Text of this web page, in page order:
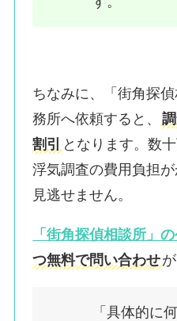
ちなみに、「街角探
務所へ依頼すると、
割引
となります。数
浮気調査の費用負担
見逃せません。
「街角探偵相談所」
つ無料で問い合わせ
「具体的に